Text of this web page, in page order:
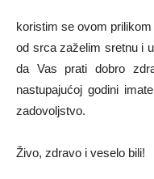
koristim se ovom
od srca zaželim sretnu i
da Vas prati dobro
nastupajućoj godini
zadovoljstvo.
Živo, zdravo i veselo bili!